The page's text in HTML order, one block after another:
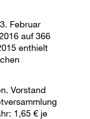
Februar
auf 366
enthielt
Vorstand
1,65 € je